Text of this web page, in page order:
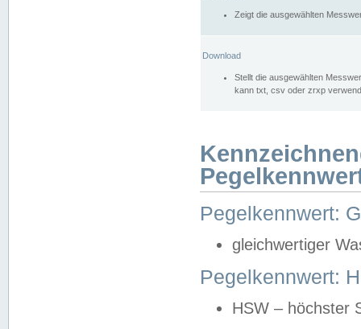
Zeigt die ausgewählten
Download
Stellt die ausgewählten
kann txt, csv oder zrxp
Pegelkennwert:
gleichwertiger
Pegelkennwert:
HSW – höchster